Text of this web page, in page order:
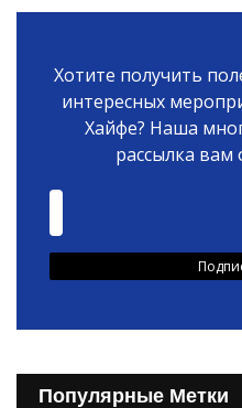
Хотите получить
интересных
Хайфе? Наша
рассылка вам
Популярные Метки